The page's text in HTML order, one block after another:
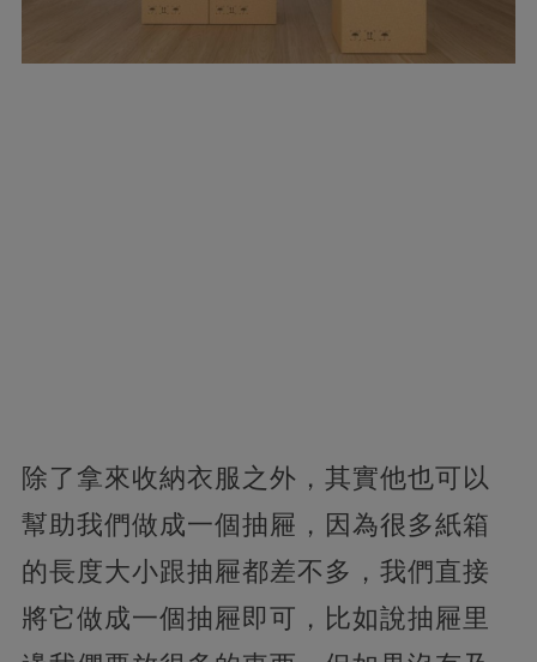
除了拿來收納衣服之外，其實他也可以
幫助我們做成一個抽屜，因為很多紙箱
的長度大小跟抽屜都差不多，我們直接
將它做成一個抽屜即可，比如說抽屜里